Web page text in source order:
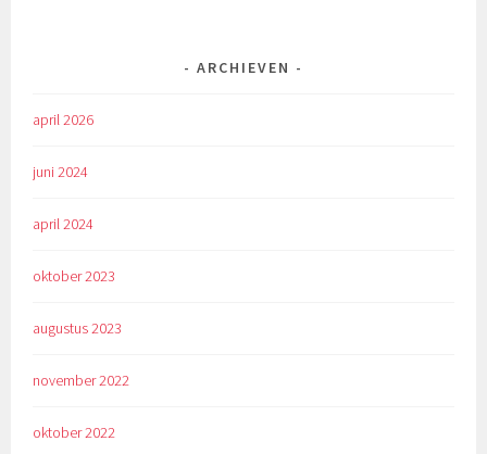
ARCHIEVEN
april 2026
juni 2024
april 2024
oktober 2023
augustus 2023
november 2022
oktober 2022